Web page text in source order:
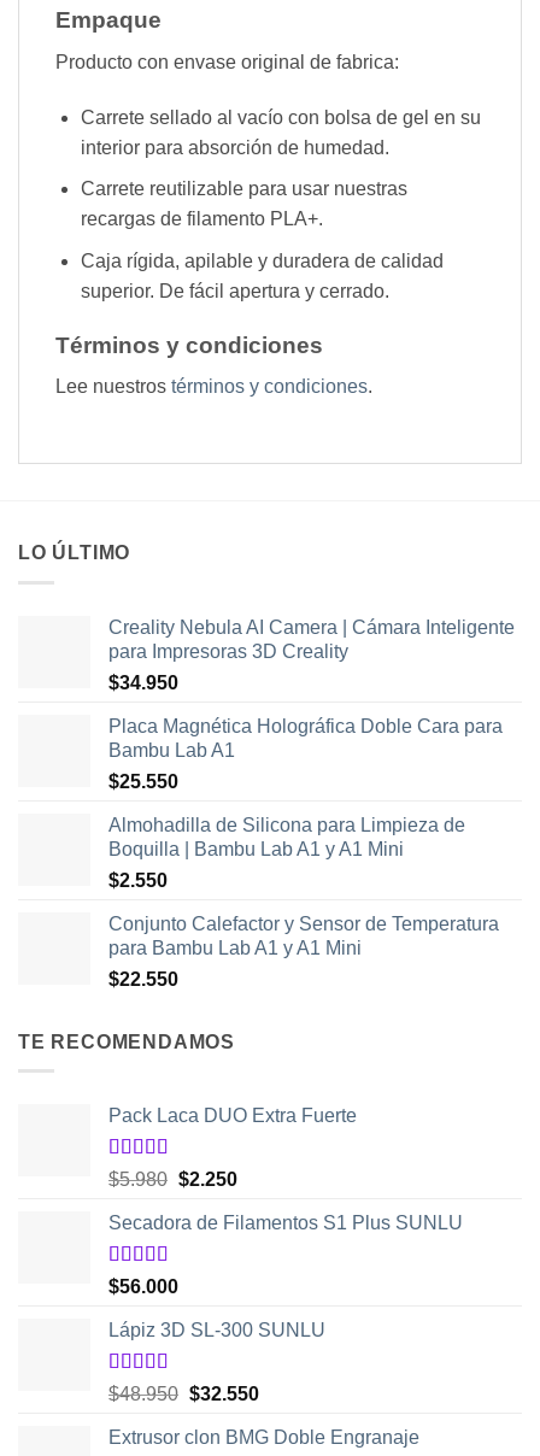
Empaque
Producto con envase original de fabrica:
Carrete sellado al vacío con bolsa de gel en su
interior para absorción de humedad.
Carrete reutilizable para usar nuestras
recargas de filamento PLA+.
Caja rígida, apilable y duradera de calidad
superior. De fácil apertura y cerrado.
Términos y condiciones
Lee nuestros términos y condiciones.
LO ÚLTIMO
Creality Nebula AI Camera | Cámara Inteligente
para Impresoras 3D Creality
$34.950
Placa Magnética Holográfica Doble Cara para
Bambu Lab A1
$25.550
Almohadilla de Silicona para Limpieza de
Boquilla | Bambu Lab A1 y A1 Mini
$2.550
Conjunto Calefactor y Sensor de Temperatura
para Bambu Lab A1 y A1 Mini
$22.550
TE RECOMENDAMOS
Pack Laca DUO Extra Fuerte
Valorado
de
5
$5.980 El
original
$5.980.
$2.250El
actual
Secadora de Filamentos S1 Plus SUNLU
Valorado
con
5
$56.000
Lápiz 3D SL-300 SUNLU
Valorado
de 5
$48.950 El
original
$32.550El
actual
Extrusor clon BMG Doble Engranaje